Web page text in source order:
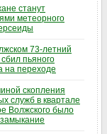
станут
метеорного
73-летний
пьяного
на переходе
скопления
служб в квартале
Волжского было